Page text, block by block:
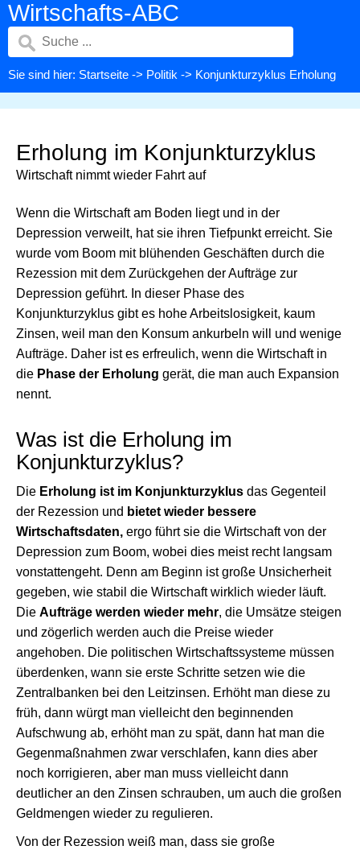
Wirtschafts-ABC
Sie sind hier: Startseite -> Politik -> Konjunkturzyklus Erholung
Erholung im Konjunkturzyklus
Wirtschaft nimmt wieder Fahrt auf
Wenn die Wirtschaft am Boden liegt und in der
Depression verweilt, hat sie ihren Tiefpunkt erreicht. Sie
wurde vom Boom mit blühenden Geschäften durch die
Rezession mit dem Zurückgehen der Aufträge zur
Depression geführt. In dieser Phase des
Konjunkturzyklus gibt es hohe Arbeitslosigkeit, kaum
Zinsen, weil man den Konsum ankurbeln will und wenige
Aufträge. Daher ist es erfreulich, wenn die Wirtschaft in
die Phase der Erholung gerät, die man auch Expansion
nennt.
Was ist die Erholung im
Konjunkturzyklus?
Die Erholung ist im Konjunkturzyklus das Gegenteil
der Rezession und bietet wieder bessere
Wirtschaftsdaten, ergo führt sie die Wirtschaft von der
Depression zum Boom, wobei dies meist recht langsam
vonstattengeht. Denn am Beginn ist große Unsicherheit
gegeben, wie stabil die Wirtschaft wirklich wieder läuft.
Die Aufträge werden wieder mehr, die Umsätze steigen
und zögerlich werden auch die Preise wieder
angehoben. Die politischen Wirtschaftssysteme müssen
überdenken, wann sie erste Schritte setzen wie die
Zentralbanken bei den Leitzinsen. Erhöht man diese zu
früh, dann würgt man vielleicht den beginnenden
Aufschwung ab, erhöht man zu spät, dann hat man die
Gegenmaßnahmen zwar verschlafen, kann dies aber
noch korrigieren, aber man muss vielleicht dann
deutlicher an den Zinsen schrauben, um auch die großen
Geldmengen wieder zu regulieren.
Von der Rezession weiß man, dass sie große